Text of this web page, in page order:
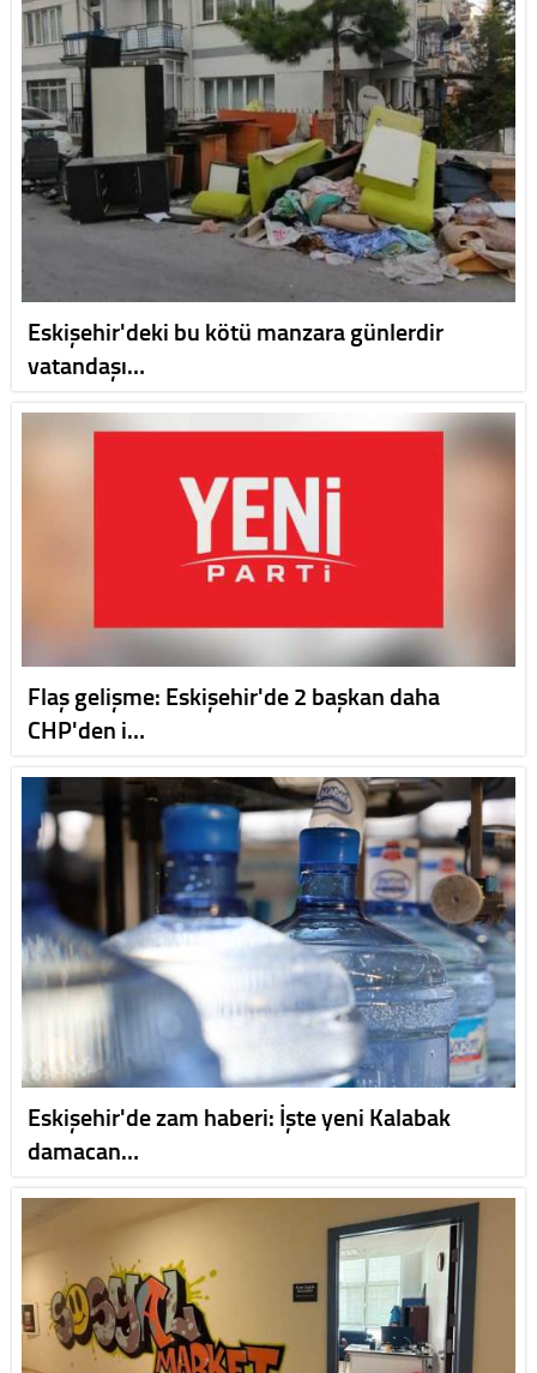
Eskişehir'deki bu kötü manzara günlerdir
vatandaşı…
Flaş gelişme: Eskişehir'de 2 başkan daha
CHP'den i…
Eskişehir'de zam haberi: İşte yeni Kalabak
damacan…